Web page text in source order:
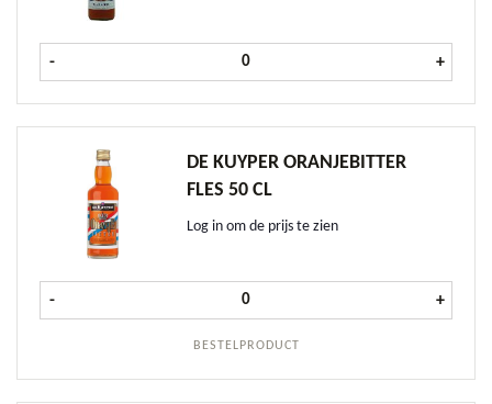
- Dujardin Vieux fles 1 ltr aantal
+
DE KUYPER ORANJEBITTER
FLES 50 CL
Log in om de prijs te zien
BESTELPRODUCT
- De Kuyper Oranjebitter fles 50 cl
+